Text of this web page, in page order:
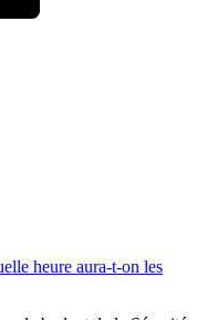
heure aura-t-on les